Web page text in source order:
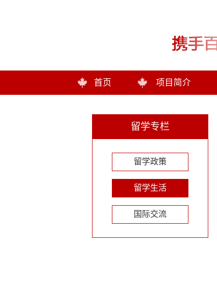
首页 项目简介
留学专栏
留学政策
留学生活
国际交流